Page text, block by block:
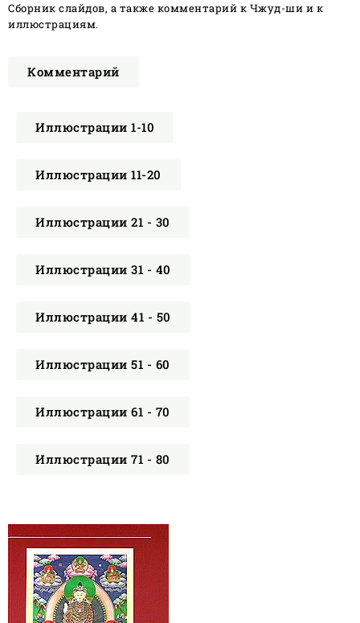
Сборник слайдов, а также комментарий к Чжуд-ши и к
иллюстрациям.
Комментарий
Иллюстрации 1-10
Иллюстрации 11-20
Иллюстрации 21 - 30
Иллюстрации 31 - 40
Иллюстрации 41 - 50
Иллюстрации 51 - 60
Иллюстрации 61 - 70
Иллюстрации 71 - 80